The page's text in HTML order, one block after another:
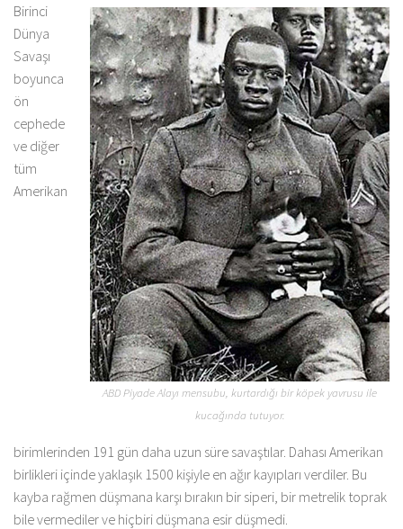
ABD Piyade Alayı mensubu, kurtardığı bir köpek yavrusu ile
kucağında tutuyor.
Birinci
Dünya
Savaşı
boyunca
ön
cephede
ve diğer
tüm
Amerikan
birimlerinden 191 gün daha uzun süre savaştılar. Dahası Amerikan
birlikleri içinde yaklaşık 1500 kişiyle en ağır kayıpları verdiler. Bu
kayba rağmen düşmana karşı bırakın bir siperi, bir metrelik toprak
bile vermediler ve hiçbiri düşmana esir düşmedi.